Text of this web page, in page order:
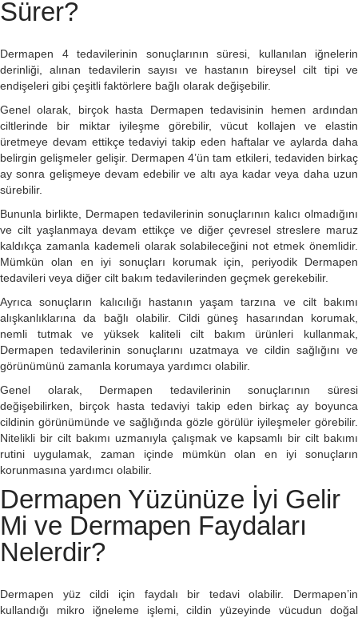
Sürer?
Dermapen 4 tedavilerinin sonuçlarının süresi, kullanılan iğnelerin
derinliği, alınan tedavilerin sayısı ve hastanın bireysel cilt tipi ve
endişeleri gibi çeşitli faktörlere bağlı olarak değişebilir.
Genel olarak, birçok hasta Dermapen tedavisinin hemen ardından
ciltlerinde bir miktar iyileşme görebilir, vücut kollajen ve elastin
üretmeye devam ettikçe tedaviyi takip eden haftalar ve aylarda daha
belirgin gelişmeler gelişir. Dermapen 4’ün tam etkileri, tedaviden birkaç
ay sonra gelişmeye devam edebilir ve altı aya kadar veya daha uzun
sürebilir.
Bununla birlikte, Dermapen tedavilerinin sonuçlarının kalıcı olmadığını
ve cilt yaşlanmaya devam ettikçe ve diğer çevresel streslere maruz
kaldıkça zamanla kademeli olarak solabileceğini not etmek önemlidir.
Mümkün olan en iyi sonuçları korumak için, periyodik Dermapen
tedavileri veya diğer cilt bakım tedavilerinden geçmek gerekebilir.
Ayrıca sonuçların kalıcılığı hastanın yaşam tarzına ve cilt bakımı
alışkanlıklarına da bağlı olabilir. Cildi güneş hasarından korumak,
nemli tutmak ve yüksek kaliteli cilt bakım ürünleri kullanmak,
Dermapen tedavilerinin sonuçlarını uzatmaya ve cildin sağlığını ve
görünümünü zamanla korumaya yardımcı olabilir.
Genel olarak, Dermapen tedavilerinin sonuçlarının süresi
değişebilirken, birçok hasta tedaviyi takip eden birkaç ay boyunca
cildinin görünümünde ve sağlığında gözle görülür iyileşmeler görebilir.
Nitelikli bir cilt bakımı uzmanıyla çalışmak ve kapsamlı bir cilt bakımı
rutini uygulamak, zaman içinde mümkün olan en iyi sonuçların
korunmasına yardımcı olabilir.
Dermapen Yüzünüze İyi Gelir
Mi ve Dermapen Faydaları
Nelerdir?
Dermapen yüz cildi için faydalı bir tedavi olabilir. Dermapen’in
kullandığı mikro iğneleme işlemi, cildin yüzeyinde vücudun doğal